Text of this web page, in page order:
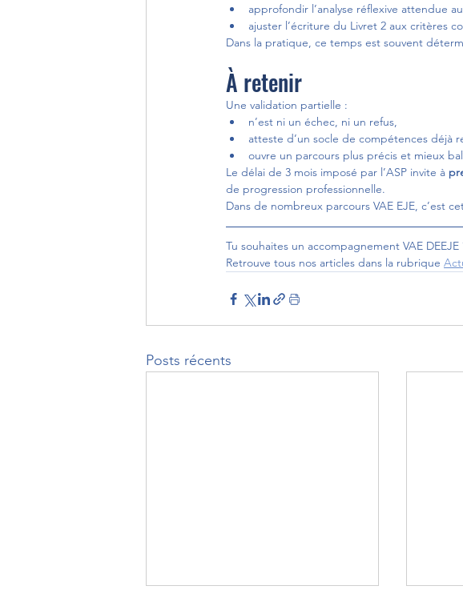
approfondir l’analyse réflexive attendue
ajuster l’écriture du Livret 2 aux critères
Dans la pratique, ce temps est souvent
À retenir
Une validation partielle :
n’est ni un échec, ni un refus,
atteste d’un socle de compétences déjà
ouvre un parcours plus précis et mieux
Le délai de 3 mois imposé par l’ASP invite à
de progression professionnelle.
Dans de nombreux parcours VAE EJE, c’est
Tu souhaites un accompagnement VAE DEEJE
Retrouve tous nos articles dans la rubrique
Posts récents